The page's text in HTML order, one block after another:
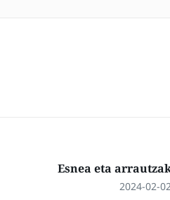
Esnea eta
2024-02-